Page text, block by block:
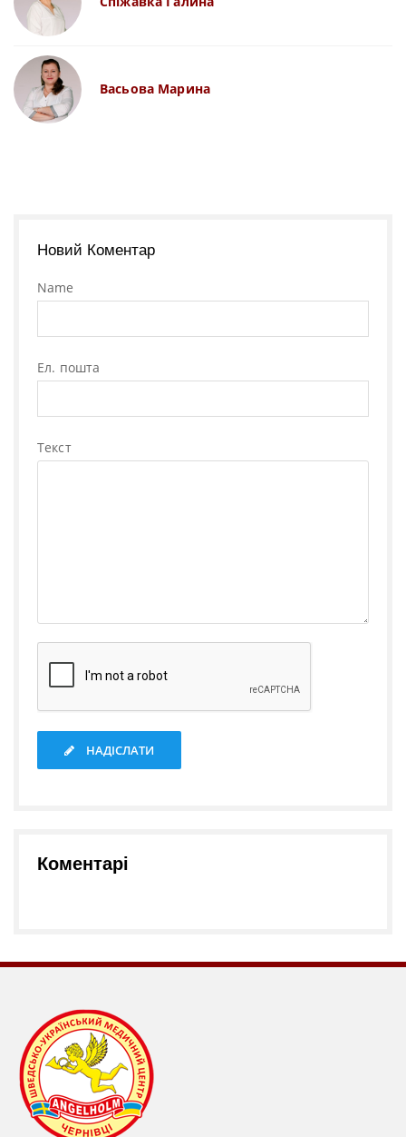
Васьова Марина
Новий Коментар
Name
Ел. пошта
Текст
НАДІСЛАТИ
Коментарі